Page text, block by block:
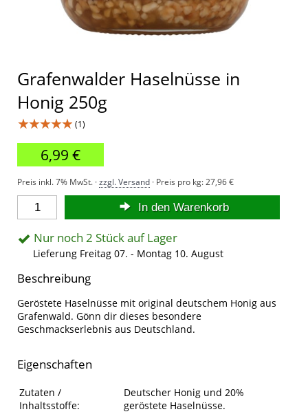
Grafenwalder Haselnüsse in
Honig 250g
★★★★★ (1)
6,99 €
Preis inkl. 7% MwSt. ·zzgl. Versand · Preis pro kg:27,96 €
In den Warenkorb
Nur noch 2 Stück auf Lager
Lieferung Freitag 07. - Montag 10. August
Beschreibung
Geröstete Haselnüsse mit original deutschem Honig aus
Grafenwald. Gönn dir dieses besondere
Geschmackserlebnis aus Deutschland.
Eigenschaften
Eigenschaften des Produkts
Eigenschaft
Zutaten /
Inhaltsstoffe:
Deutscher Honig und 20%
geröstete Haselnüsse.